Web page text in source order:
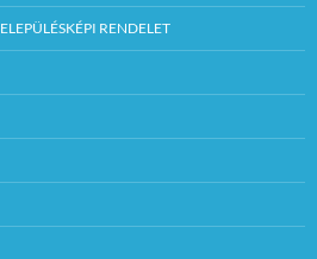
RENDELET